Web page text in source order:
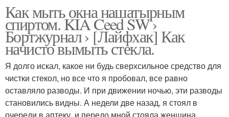
Как мыть окна нашатырным
спиртом. KIA Ceed SW ›
Бортжурнал › [Лайфхак] Как
начисто вымыть стекла.
Я долго искал, какое ни будь сверхсильное средство для
чистки стекол, но все что я пробовал, все равно
оставляло разводы. И при движении ночью, эти разводы
становились видны. А недели две назад, я стоял в